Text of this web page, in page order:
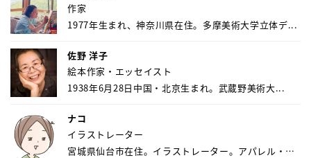
作家
1977年生まれ、神奈川県在住。多摩美術大学立体デ...
佐野 洋子
絵本作家・エッセイスト
1938年6月28日中国・北京生まれ。武蔵野美術大...
ナコ
イラストレーター
宮城県仙台市在住。イラストレーター。アパレル・キ